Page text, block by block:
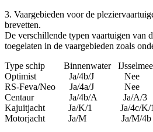
3. Vaargebieden voor de
brevetten.
De verschillende typen vaartuigen van
toegelaten in de vaargebieden zoals
Type schip Binnenwater
Optimist Ja/4b/J
RS-Feva/Neo Ja/4a/J
Centaur Ja/4b/A Ja/
Kajuitjacht Ja/K/1 Ja/4c/K/1
Motorjacht Ja/M Ja/M/4b